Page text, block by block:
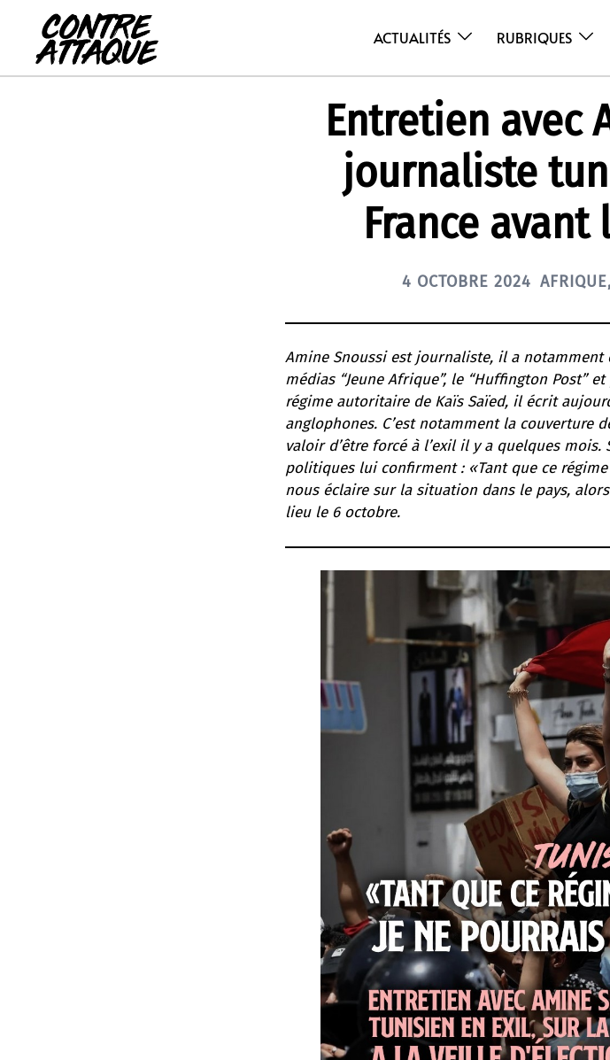
contenu
ACTUALITÉS RUBRIQUES
Entretien avec
journaliste
France
4 OCTOBRE 2024 AFRIQUE,
Amine Snoussi est journaliste, il a
médias “Jeune Afrique”, le “Huffington Post”
régime autoritaire de Kaïs Saïed, il écrit
anglophones. C’est notamment la couverture
valoir d’être forcé à l’exil il y a quelques
politiques lui confirment : «Tant que ce
nous éclaire sur la situation dans le pays,
lieu le 6 octobre.